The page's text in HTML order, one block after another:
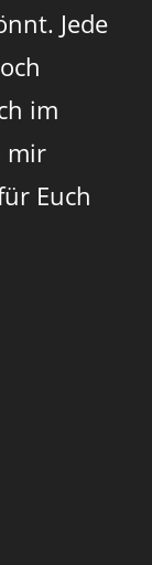
Jede
im
mir
Euch